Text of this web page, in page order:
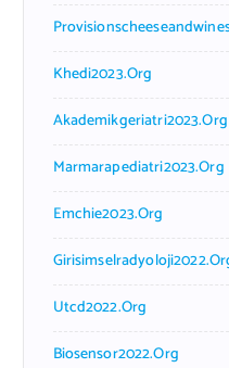
Khedi2023.org
Akademikgeriatri2023.org
Marmarapediatri2023.org
Emchie2023.org
Utcd2022.org
Biosensor2022.org